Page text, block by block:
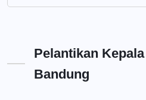
Pelantikan
Bandung